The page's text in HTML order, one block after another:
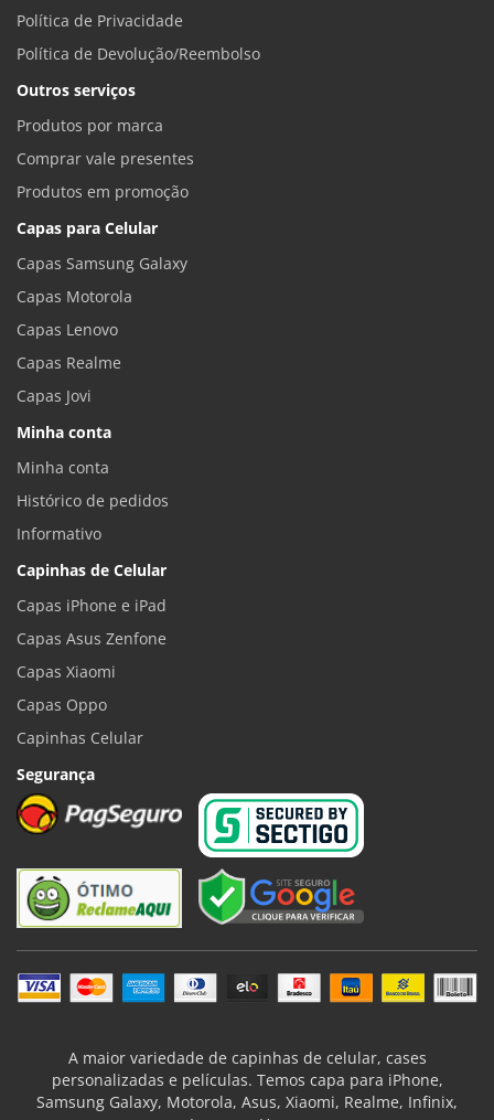
Política de Privacidade
Política de Devolução/Reembolso
Outros serviços
Produtos por marca
Comprar vale presentes
Produtos em promoção
Capas para Celular
Capas Samsung Galaxy
Capas Motorola
Capas Lenovo
Capas Realme
Capas Jovi
Minha conta
Minha conta
Histórico de pedidos
Informativo
Capinhas de Celular
Capas iPhone e iPad
Capas Asus Zenfone
Capas Xiaomi
Capas Oppo
Capinhas Celular
Segurança
A maior variedade de capinhas de celular, cases
personalizadas e películas. Temos capa para iPhone,
Samsung Galaxy, Motorola, Asus, Xiaomi, Realme, Infinix,